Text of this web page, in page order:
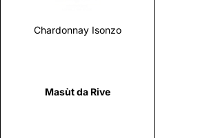
Chardonnay Isonzo
Masùt da Rive